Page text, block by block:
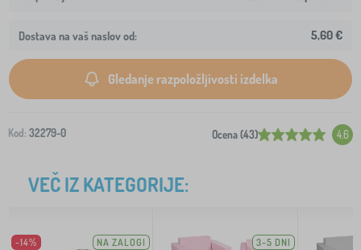
Dostava na vaš naslov od: 5,60 €
Gledanje razpoložljivosti izdelka
Kod: 32279-0 Ocena (43) 4.6
VEČ IZ KATEGORIJE:
-14%
NA ZALOGI 3-5 DNI